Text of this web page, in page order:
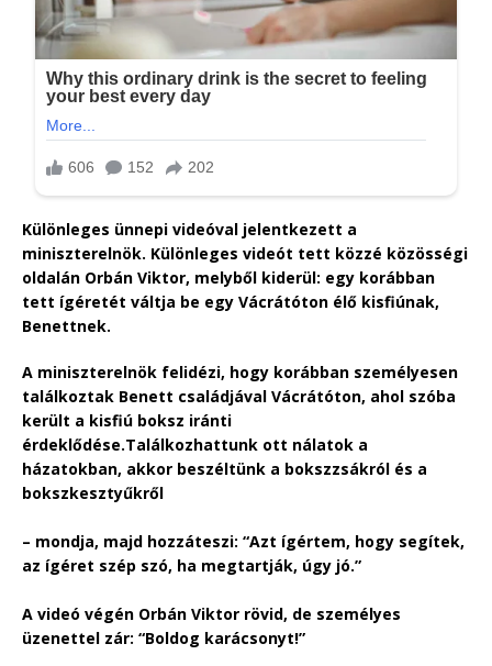
Különleges ünnepi videóval jelentkezett a
miniszterelnök. Különleges videót tett közzé közösségi
oldalán Orbán Viktor, melyből kiderül: egy korábban
tett ígéretét váltja be egy Vácrátóton élő kisfiúnak,
Benettnek.
A miniszterelnök felidézi, hogy korábban személyesen
találkoztak Benett családjával Vácrátóton, ahol szóba
került a kisfiú boksz iránti
érdeklődése.Találkozhattunk ott nálatok a
házatokban, akkor beszéltünk a bokszzsákról és a
bokszkesztyűkről
– mondja, majd hozzáteszi: “Azt ígértem, hogy segítek,
az ígéret szép szó, ha megtartják, úgy jó.”
A videó végén Orbán Viktor rövid, de személyes
üzenettel zár: “Boldog karácsonyt!”